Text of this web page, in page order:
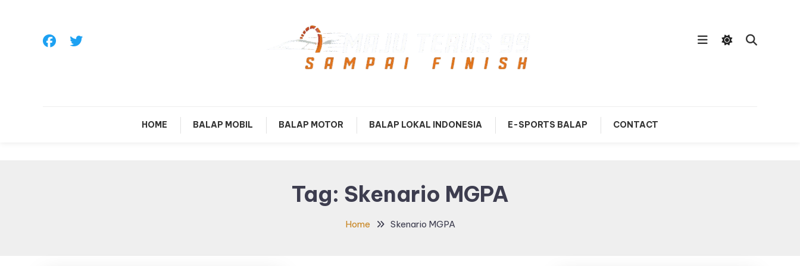
Maju Terus99
HOME BALAP MOBIL BALAP MOTOR BALAP LOKAL INDONESIA E-SPORTS BALAP CONTACT
Tag: Skenario MGPA
Home Skenario MGPA